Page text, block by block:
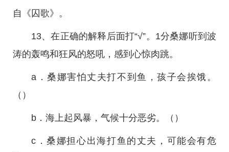
自《囚歌》。
13、在正确的解释后面打“√”。1分桑娜听到波
涛的轰鸣和狂风的怒吼，感到心惊肉跳。
a．桑娜害怕丈夫打不到鱼，孩子会挨饿。
（）
b．海上起风暴，气候十分恶劣。（）
c．桑娜担心出海打鱼的丈夫，可能会有危